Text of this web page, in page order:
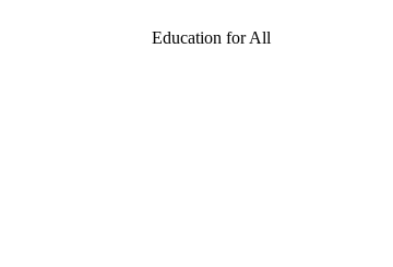
Education for All